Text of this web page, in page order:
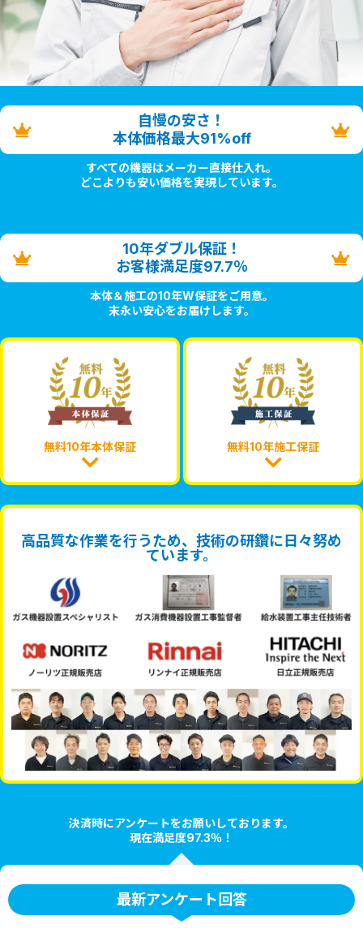
自慢の安さ！
本体価格最大91%off
すべての機器はメーカー直接仕入れ。
どこよりも安い価格を実現しています。
10年ダブル保証！
お客様満足度97.7％
本体＆施工の10年W保証をご用意。
末永い安心をお届けします。
無料10年本体保証 無料10年施工保証
高品質な作業を行うため、技術の研鑽に日々努め
ています。
決済時にアンケートをお願いしております。
現在満足度97.3％！
最新アンケート回答